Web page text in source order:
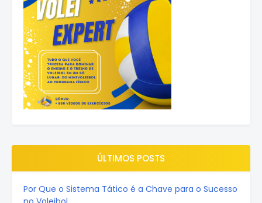
ÚLTIMOS POSTS
Por Que o Sistema Tático é a Chave para o Sucesso